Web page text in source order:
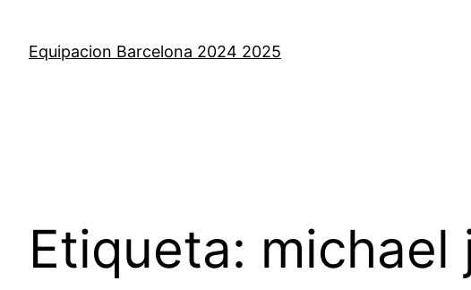
contenido
Equipacion Barcelona 2024 2025
Etiqueta: michael